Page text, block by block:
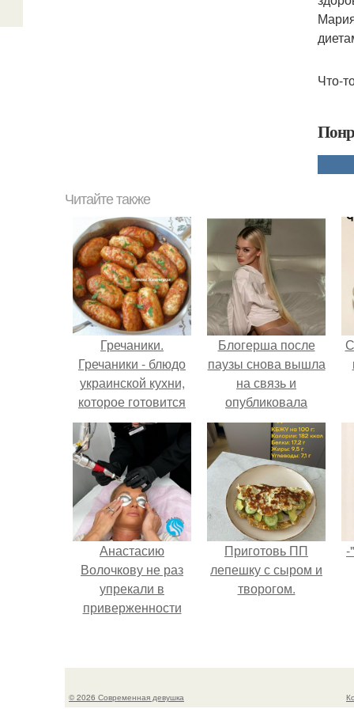
Что-
Читайте также
Гречаники.
Гречаники - блюдо
украинской кухни,
которое готовится
из мясного фарша с
добавлением
вареной гречки.
Блогерша после
паузы снова вышла
на связь и
опубликовала
свежую серию
кадров из спальни.
Анастасию
Волочкову не раз
упрекали в
приверженности
Приготовь ПП
лепешку с сыром и
творогом.
-
© 2026 Современная девушка